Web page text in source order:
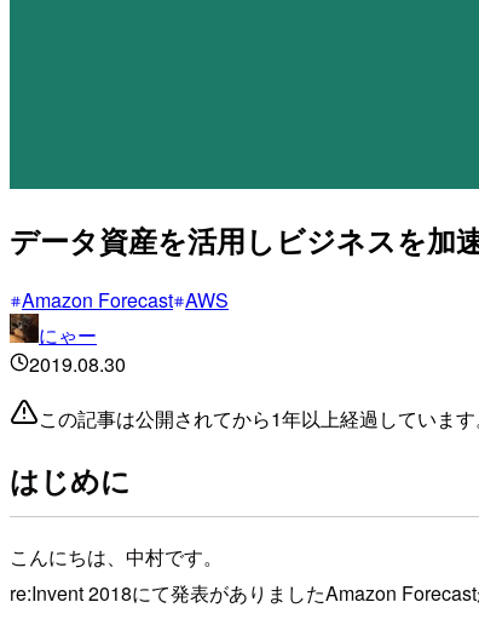
データ資産を活用しビジネスを加
Amazon Forecast AWS
にゃー
2019.08.30
この記事は公開されてから1年以上経過していま
はじめに
こんにちは、中村です。
re:Invent 2018にて発表がありましたAmazon